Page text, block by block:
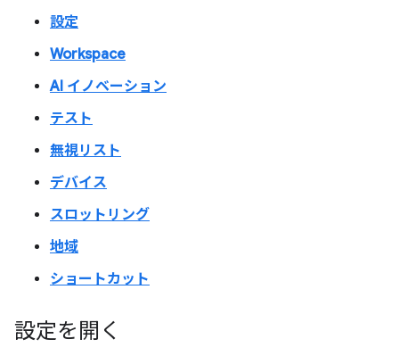
設定
Workspace
AI イノベーション
テスト
無視リスト
デバイス
スロットリング
地域
ショートカット
設定を開く